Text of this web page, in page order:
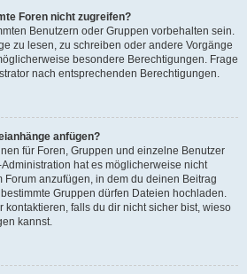
Foren nicht zugreifen?
Benutzern oder Gruppen vorbehalten sein.
zu lesen, zu schreiben oder andere Vorgänge
besondere Berechtigungen. Frage
nach entsprechenden Berechtigungen.
anfügen?
für Foren, Gruppen und einzelne Benutzer
hat es möglicherweise nicht
anzufügen, in dem du deinen Beitrag
Gruppen dürfen Dateien hochladen.
kontaktieren, falls du dir nicht sicher bist, wieso
kannst.